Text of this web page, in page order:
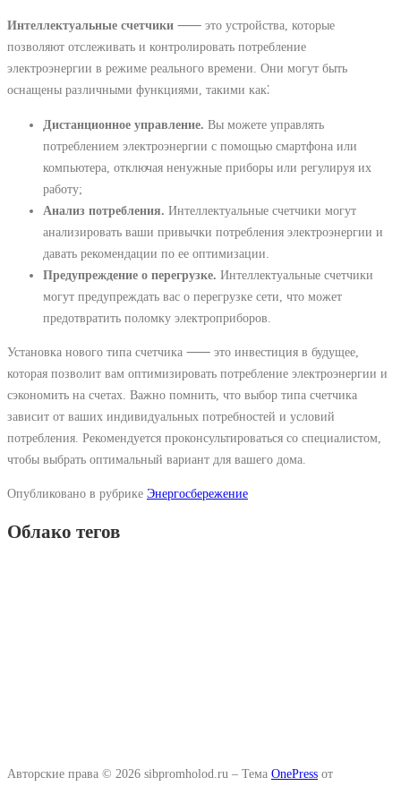
Интеллектуальные счетчики ⸺ это устройства, которые
позволяют отслеживать и контролировать потребление
электроэнергии в режиме реального времени. Они могут быть
оснащены различными функциями, такими как⁚
Дистанционное управление. Вы можете управлять
потреблением электроэнергии с помощью смартфона или
компьютера, отключая ненужные приборы или регулируя их
работу;
Анализ потребления. Интеллектуальные счетчики могут
анализировать ваши привычки потребления электроэнергии и
давать рекомендации по ее оптимизации.
Предупреждение о перегрузке. Интеллектуальные счетчики
могут предупреждать вас о перегрузке сети, что может
предотвратить поломку электроприборов.
Установка нового типа счетчика ⸺ это инвестиция в будущее,
которая позволит вам оптимизировать потребление электроэнергии и
сэкономить на счетах. Важно помнить, что выбор типа счетчика
зависит от ваших индивидуальных потребностей и условий
потребления. Рекомендуется проконсультироваться со специалистом,
чтобы выбрать оптимальный вариант для вашего дома.
Опубликовано в рубрике Энергосбережение
Облако тегов
Авторские права © 2026 sibpromholod.ru – Тема OnePress от